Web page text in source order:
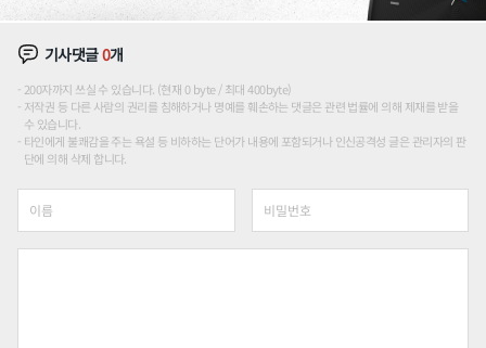
기사댓글0개
200자까지 쓰실 수 있습니다. (현재 0 byte / 최대 400byte)
저작권 등 다른 사람의 권리를 침해하거나 명예를 훼손하는 댓글은 관련 법률에 의해 제재를 받을
수 있습니다.
타인에게 불쾌감을 주는 욕설 등 비하하는 단어가 내용에 포함되거나 인신공격성 글은 관리자의 판
단에 의해 삭제 합니다.